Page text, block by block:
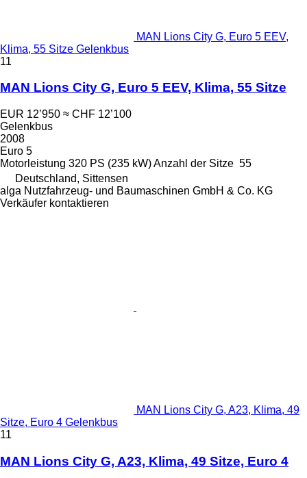
MAN Lions City G, Euro 5 EEV,
Klima, 55 Sitze Gelenkbus
11
MAN Lions City G, Euro 5 EEV, Klima, 55 Sitze
EUR 12’950 ≈ CHF 12’100
Gelenkbus
2008
Euro 5
Motorleistung 320 PS (235 kW)Anzahl der Sitze 55
Deutschland, Sittensen
alga Nutzfahrzeug- und Baumaschinen GmbH & Co. KG
Verkäufer kontaktieren
MAN Lions City G, A23, Klima, 49
Sitze, Euro 4 Gelenkbus
11
MAN Lions City G, A23, Klima, 49 Sitze, Euro 4